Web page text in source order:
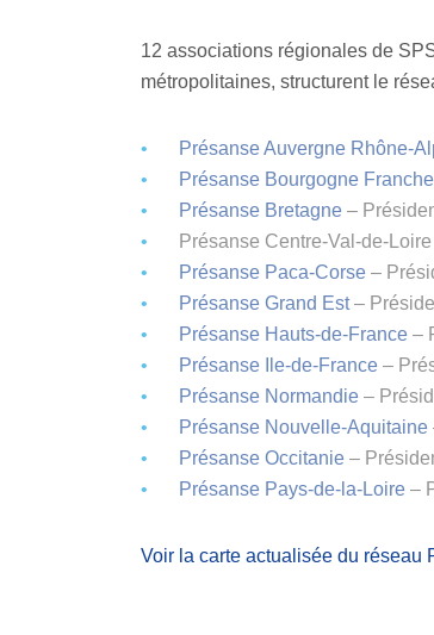
12 associations régionales de
métropolitaines, structurent le
Présanse Auvergne Rhône-
Présanse Bourgogne
Présanse Bretagne –
Présanse Centre-Val-de-
Présanse Paca-Corse –
Présanse Grand Est–
Présanse Hauts-de-France –
Présanse Ile-de-France –
Présanse Normandie –
Présanse Nouvelle-Aquitaine
Présanse Occitanie –
Présanse Pays-de-la-Loire –
Voir la carte actualisée du réseau